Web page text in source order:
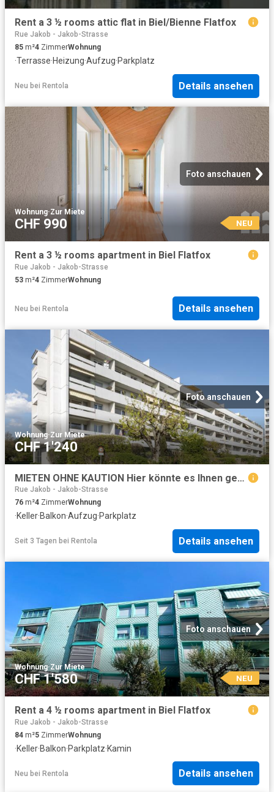
Rent a 3 ½ rooms attic flat in Biel/Bienne Flatfox
Rue Jakob - Jakob-Strasse
85 m²4 ZimmerWohnung
·Terrasse·Heizung·Aufzug·Parkplatz
Neu bei Rentola Details ansehen
Foto anschauen
Wohnung·Zur Miete
CHF 990 NEU
Rent a 3 ½ rooms apartment in Biel Flatfox
Rue Jakob - Jakob-Strasse
53 m²4 ZimmerWohnung
Neu bei Rentola Details ansehen
Foto anschauen
Wohnung·Zur Miete
CHF 1'240
MIETEN OHNE KAUTION Hier könnte es Ihnen gefallen
Rue Jakob - Jakob-Strasse
76 m²4 ZimmerWohnung
·Keller·Balkon·Aufzug·Parkplatz
Seit 3 Tagen bei Rentola Details ansehen
Foto anschauen
Wohnung·Zur Miete
CHF 1'580 NEU
Rent a 4 ½ rooms apartment in Biel Flatfox
Rue Jakob - Jakob-Strasse
84 m²5 ZimmerWohnung
·Keller·Balkon·Parkplatz·Kamin
Neu bei Rentola Details ansehen